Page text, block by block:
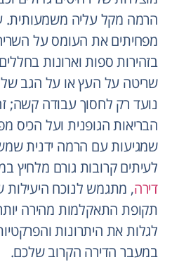
הרמה מקל עליה משמעותית.
מפחיתים את העומס על
בזהירות ספות וארונות
שריטה על העץ או על הגב
נועד רק לחסוך עבודה קשה;
הבריאות הגופנית ועל הכיס
שמגיעות עם הרמה ידנית
לעיתים קרובות גורם מלחיץ
דירה, מתגמש לנוכח
תקופת התאקלמות מהירה
לגלות את היתרונות
במעבר הדירה הקרוב שלכם.